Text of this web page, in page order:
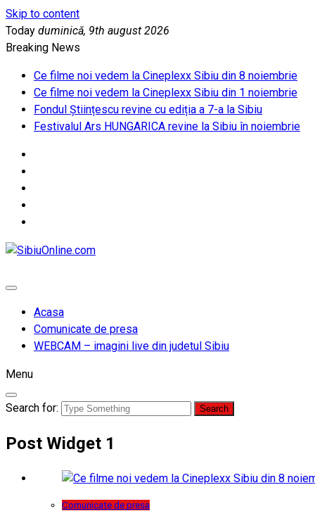
Skip to content
Today duminică, 9th august 2026
Breaking News
Ce filme noi vedem la Cineplexx Sibiu din 8 noiembrie
Ce filme noi vedem la Cineplexx Sibiu din 1 noiembrie
Fondul Științescu revine cu ediția a 7-a la Sibiu
Festivalul Ars HUNGARICA revine la Sibiu în noiembrie
Acasa
Comunicate de presa
WEBCAM – imagini live din judetul Sibiu
Menu
Search for:
Post Widget 1
Comunicate de presa